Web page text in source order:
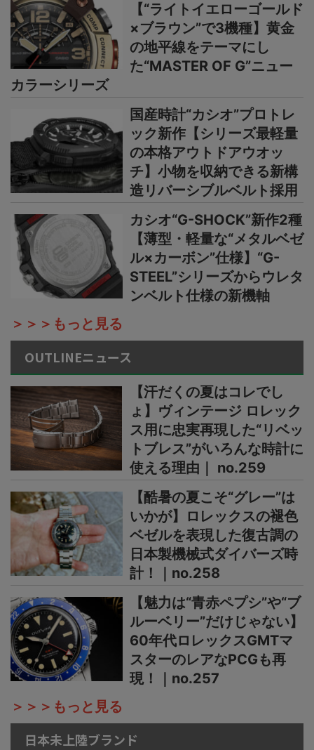
【“ライトイエローゴールド
×ブラウン”で3機種】黄金
の地平線をテーマにし
た“MASTER OF G”ニュー
カラーシリーズ
国産時計“カシオ”プロトレ
ック新作【シリーズ最軽量
の本格アウトドアウオッ
チ】小物を収納できる新構
造リバーシブルベルト採用
カシオ“G-SHOCK”新作2種
【薄型・軽量な“メタルベゼ
ル×カーボン”仕様】“G-
STEEL”シリーズからウレタ
ンベルト仕様の新機軸
＞＞＞もっと見る
OUTLINEニュース
【汗だくの夏はコレでし
ょ】ヴィンテージ ロレック
ス用に忠実再現した“リベッ
トブレス”がいろんな時計に
使える理由｜ no.259
【酷暑の夏こそ“グレー”は
いかが】ロレックスの褪色
ベゼルを表現した復古調の
日本製機械式ダイバーズ時
計！｜no.258
【魅力は“青赤ペプシ”や“ブ
ルーベリー”だけじゃない】
60年代ロレックスGMTマ
スターのレアなPCGも再
現！｜no.257
＞＞＞もっと見る
日本未上陸ブランド